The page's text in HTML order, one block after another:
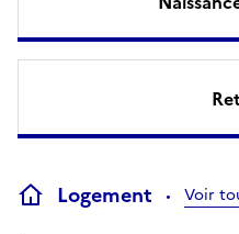
Logement Voir